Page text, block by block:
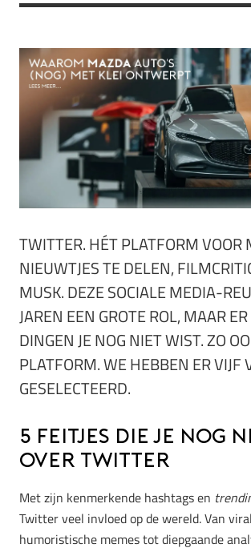
TWITTER. HÉT PLATFORM VOOR
NIEUWTJES TE DELEN,
MUSK. DEZE SOCIALE MEDIA-
JAREN EEN GROTE ROL, MAAR
DINGEN JE NOG NIET WIST. ZO
PLATFORM. WE HEBBEN ER VIJF
GESELECTEERD.
5 feitjes die je nog
over Twitter
Met zijn kenmerkende hashtags en
Twitter veel invloed op de wereld. Van
humoristische memes tot diepgaande